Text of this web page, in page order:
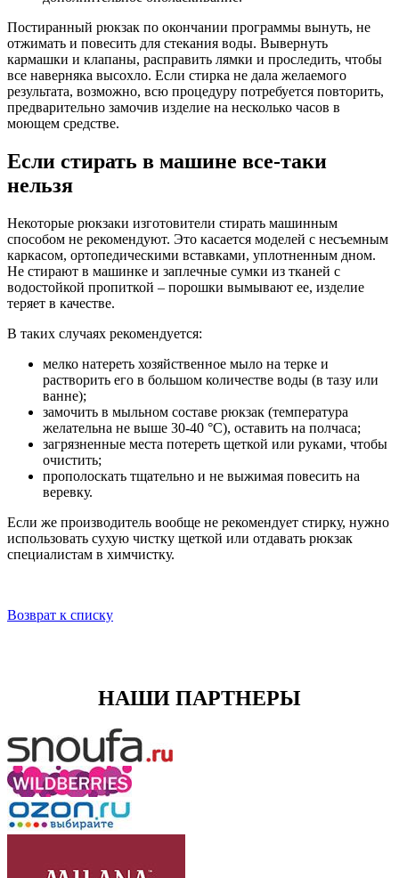
Постиранный рюкзак по окончании программы вынуть, не
отжимать и повесить для стекания воды. Вывернуть
кармашки и клапаны, расправить лямки и проследить, чтобы
все наверняка высохло. Если стирка не дала желаемого
результата, возможно, всю процедуру потребуется повторить,
предварительно замочив изделие на несколько часов в
моющем средстве.
Если стирать в машине все-таки
нельзя
Некоторые рюкзаки изготовители стирать машинным
способом не рекомендуют. Это касается моделей с несъемным
каркасом, ортопедическими вставками, уплотненным дном.
Не стирают в машинке и заплечные сумки из тканей с
водостойкой пропиткой – порошки вымывают ее, изделие
теряет в качестве.
В таких случаях рекомендуется:
мелко натереть хозяйственное мыло на терке и
растворить его в большом количестве воды (в тазу или
ванне);
замочить в мыльном составе рюкзак (температура
желательна не выше 30-40 °С), оставить на полчаса;
загрязненные места потереть щеткой или руками, чтобы
очистить;
прополоскать тщательно и не выжимая повесить на
веревку.
Если же производитель вообще не рекомендует стирку, нужно
использовать сухую чистку щеткой или отдавать рюкзак
специалистам в химчистку.
Возврат к списку
НАШИ ПАРТНЕРЫ